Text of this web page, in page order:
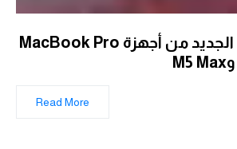
أبل تطلق الجيل الجديد من أجهزة MacBook Pro
Read More